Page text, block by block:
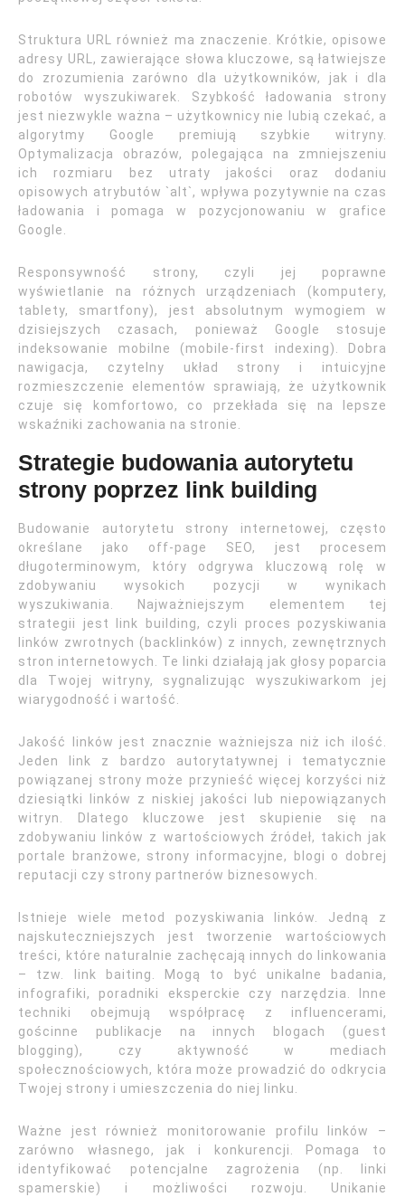
Struktura URL również ma znaczenie. Krótkie, opisowe
adresy URL, zawierające słowa kluczowe, są łatwiejsze
do zrozumienia zarówno dla użytkowników, jak i dla
robotów wyszukiwarek. Szybkość ładowania strony
jest niezwykle ważna – użytkownicy nie lubią czekać, a
algorytmy Google premiują szybkie witryny.
Optymalizacja obrazów, polegająca na zmniejszeniu
ich rozmiaru bez utraty jakości oraz dodaniu
opisowych atrybutów `alt`, wpływa pozytywnie na czas
ładowania i pomaga w pozycjonowaniu w grafice
Google.
Responsywność strony, czyli jej poprawne
wyświetlanie na różnych urządzeniach (komputery,
tablety, smartfony), jest absolutnym wymogiem w
dzisiejszych czasach, ponieważ Google stosuje
indeksowanie mobilne (mobile-first indexing). Dobra
nawigacja, czytelny układ strony i intuicyjne
rozmieszczenie elementów sprawiają, że użytkownik
czuje się komfortowo, co przekłada się na lepsze
wskaźniki zachowania na stronie.
Strategie budowania autorytetu
strony poprzez link building
Budowanie autorytetu strony internetowej, często
określane jako off-page SEO, jest procesem
długoterminowym, który odgrywa kluczową rolę w
zdobywaniu wysokich pozycji w wynikach
wyszukiwania. Najważniejszym elementem tej
strategii jest link building, czyli proces pozyskiwania
linków zwrotnych (backlinków) z innych, zewnętrznych
stron internetowych. Te linki działają jak głosy poparcia
dla Twojej witryny, sygnalizując wyszukiwarkom jej
wiarygodność i wartość.
Jakość linków jest znacznie ważniejsza niż ich ilość.
Jeden link z bardzo autorytatywnej i tematycznie
powiązanej strony może przynieść więcej korzyści niż
dziesiątki linków z niskiej jakości lub niepowiązanych
witryn. Dlatego kluczowe jest skupienie się na
zdobywaniu linków z wartościowych źródeł, takich jak
portale branżowe, strony informacyjne, blogi o dobrej
reputacji czy strony partnerów biznesowych.
Istnieje wiele metod pozyskiwania linków. Jedną z
najskuteczniejszych jest tworzenie wartościowych
treści, które naturalnie zachęcają innych do linkowania
– tzw. link baiting. Mogą to być unikalne badania,
infografiki, poradniki eksperckie czy narzędzia. Inne
techniki obejmują współpracę z influencerami,
gościnne publikacje na innych blogach (guest
blogging), czy aktywność w mediach
społecznościowych, która może prowadzić do odkrycia
Twojej strony i umieszczenia do niej linku.
Ważne jest również monitorowanie profilu linków –
zarówno własnego, jak i konkurencji. Pomaga to
identyfikować potencjalne zagrożenia (np. linki
spamerskie) i możliwości rozwoju. Unikanie